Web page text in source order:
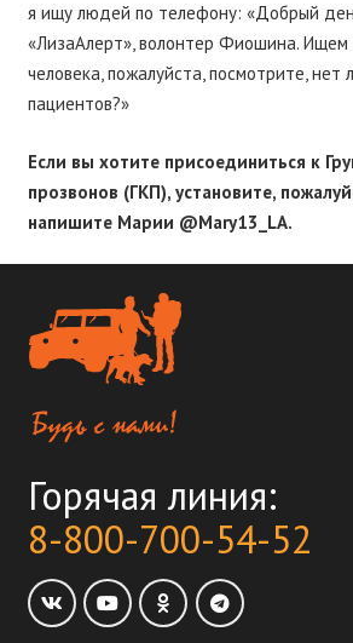
я ищу людей по телефону: «Добрый
«ЛизаАлерт», волонтер Фиошина. Ищем
человека, пожалуйста, посмотрите, нет
пациентов?»
Если вы хотите присоединиться к
прозвонов (ГКП), установите,
напишите Марии @Mary13_LA.
Горячая линия:
8-800-700-54-52